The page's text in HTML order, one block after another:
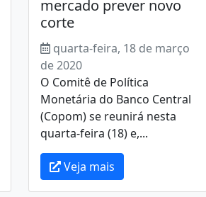
mercado prever novo
corte
quarta-feira, 18 de março
de 2020
O Comitê de Política
Monetária do Banco Central
(Copom) se reunirá nesta
quarta-feira (18) e,...
Veja mais